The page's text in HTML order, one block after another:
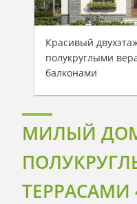
Красивый
полукруглыми
балконами
МИЛЫЙ
ТЕРРАСАМИ